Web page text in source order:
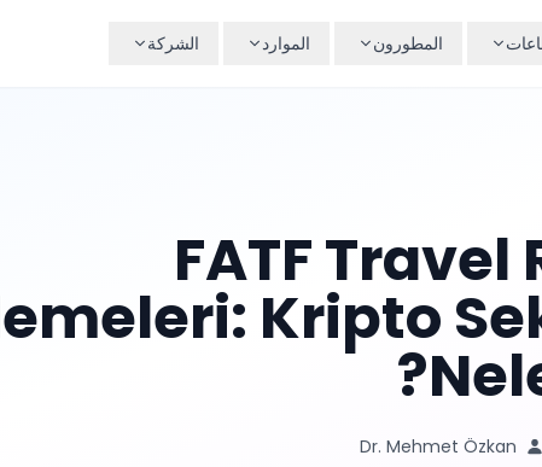
المطورون الموارد الشركة
2024 FATF
Kripto
Dr. Mehmet Özkan